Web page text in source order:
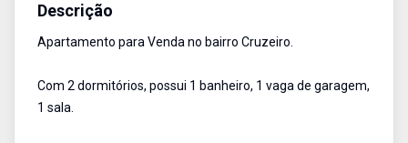
Descrição
Apartamento para Venda no bairro Cruzeiro.
Com 2 dormitórios, possui 1 banheiro, 1 vaga de garagem,
1 sala.